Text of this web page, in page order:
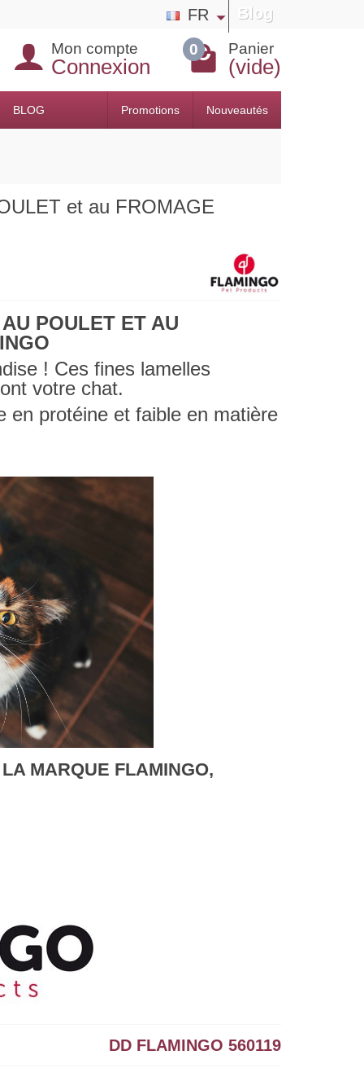
FR Blog
Mon compte
Connexion
0 Panier
(vide)
BLOG Promotions Nouveautés
et au FROMAGE
POULET ET AU
! Ces fines lamelles
votre chat.
en protéine et faible en matière
MARQUE FLAMINGO,
DD FLAMINGO 560119